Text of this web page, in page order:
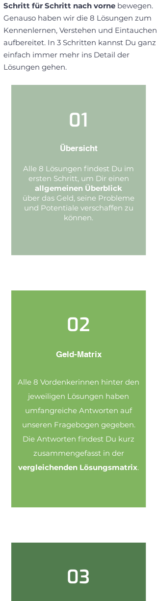
Schritt für Schritt nach vorne bewegen.
Genauso haben wir die 8 Lösungen zum
Kennenlernen, Verstehen und Eintauchen
aufbereitet. In 3 Schritten kannst Du ganz
einfach immer mehr ins Detail der
Lösungen gehen.
01
Übersicht
Alle 8 Lösungen findest Du im
ersten Schritt, um Dir einen
allgemeinen Überblick
über das Geld, seine Probleme
und Potentiale verschaffen zu
können.
02
Geld-Matrix
Alle 8 Vordenkerinnen hinter den
jeweiligen Lösungen haben
umfangreiche Antworten auf
unseren Fragebogen gegeben.
Die Antworten findest Du kurz
zusammengefasst in der
vergleichenden Lösungsmatrix.
03